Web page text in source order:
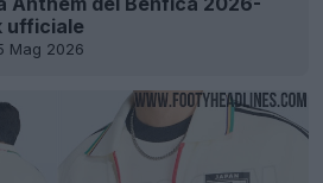
ufficiale
Mag 2026